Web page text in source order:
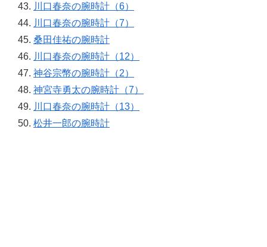
川口春奈の腕時計（6）
川口春奈の腕時計（7）
桑田佳祐の腕時計
川口春奈の腕時計（12）
神谷宗幣の腕時計（2）
神宮寺勇太の腕時計（7）
川口春奈の腕時計（13）
松井一郎の腕時計